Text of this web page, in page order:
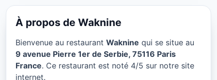
Waknine à Paris
★ 4/5
À propos de Waknine
Bienvenue au restaurant Waknine qui se situe au
9 avenue Pierre 1er de Serbie, 75116 Paris
France. Ce restaurant est noté 4/5 sur notre site
internet.